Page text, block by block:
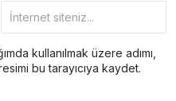
kullanılmak üzere adımı,
bu tarayıcıya kaydet.